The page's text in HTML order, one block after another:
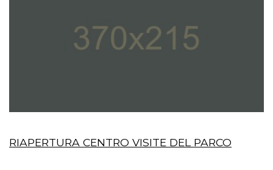
RIAPERTURA CENTRO VISITE DEL PARCO